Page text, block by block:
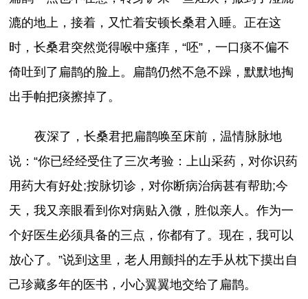
漉的地上，接着，又忙着安顿长桑君入睡。正在这
时，长桑君突然觉得喉中瘙痒，“呸”，一口痰不偏不
倚吐到了扁鹊的脸上。扁鹊仍然不急不躁，默默地掏
出手帕把痰擦掉了。
夜深了，长桑君把扁鹊唤至床前，温情脉脉地
说：“你已经经受住了三次考验：上山采药，对你识药
用药大有好处;按脉切诊，对你断病治病甚有帮助;今
天，我又亲眼看到你对病贴入微，胜似亲人。作为一
个好医生必须具备的三点，你都有了。现在，我可以
放心了。”说到这里，老人用颤抖的左手从枕下摸出自
己珍藏多年的医书，小心翼翼地交给了扁鹊。